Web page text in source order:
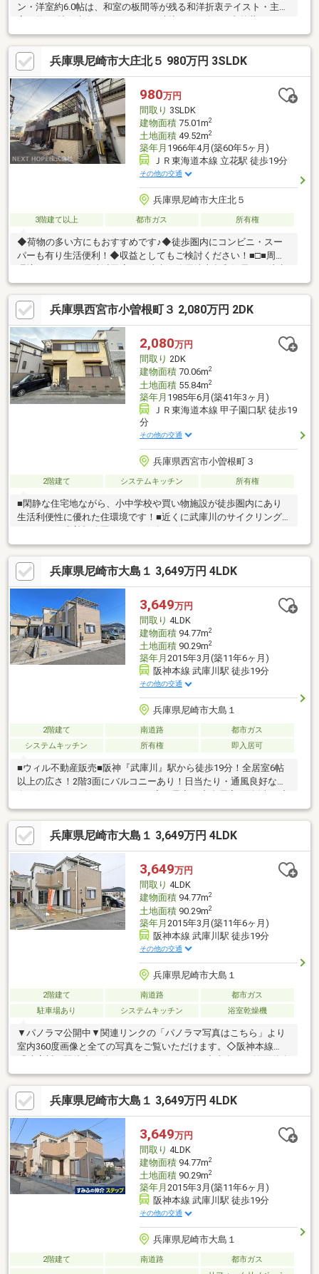
ン・洋室約6.0帖は、和室の板間等が残る和洋折衷テイスト・主寝
ーム済【張替】壁・天井クロス(全居室・廊下)、床CFシート 等
【交換】キッチン、洗面化粧台、トイレ 等【その他】外壁一部塗
装、サイクルポート設置 他※建物建築時期／不詳※法令に基づく制
限／宅地造成及び特定盛土等規制法※容積率は前面道路幅員によ
り160％に制限されます■ ご希望の住まい探しをお手伝いします
━━━━━・・・物件の詳細・ご相談はお気軽にお問い合わせく
ださい。
兵庫県尼崎市大庄北５ 980万円 3SLDK
980万円
間取り 3SLDK
建物面積75.01m2
土地面積49.52m2
築年月 1966年4月(築60年5ヶ月)
ＪＲ東海道本線 立花駅 徒歩19分
その他の交通
兵庫県尼崎市大庄北５
3階建て以上 都市ガス 所有権
◆荷物の多い方にもおすすめです♪◆徒歩圏内にコンビニ・スー
パーも有り生活便利！◆収益としてもご検討ください！■□■周辺
５分セブンイレブン 尼崎浜田町2丁目店まで徒歩８分ファミリー
マート 尼崎大庄中通店まで徒歩９分スギドラッグ 尼崎西立花店ま
で徒歩１２分グルメシティ西大島店まで徒歩１０分◇浜田小学校
まで徒歩６分◇大庄北中学校まで徒歩７分◆◇◆今すぐご覧にな
られたい方◆◇◆【電話で問い合わせ】をタップしてご予約くだ
さい！！ ■□アルバイト等、ローン審査が心配な方も、まずはご相
談下さい！□■
兵庫県西宮市小曽根町３ 2,080万円 2DK
2,080万円
間取り 2DK
建物面積70.06m2
土地面積55.84m2
築年月 1985年6月(築41年3ヶ月)
ＪＲ東海道本線 甲子園口駅 徒歩19
分
その他の交通
兵庫県西宮市小曽根町３
2階建て システムキッチン 所有権
■閑静な住宅地ながら、小中学校や買い物施設が徒歩圏内にあり
生活利便性に優れた住環境です！■近くに武庫川のサイクリング
す！■車１台分の駐車スペース（車種による）があります。国道2
号線にも近く、小曽根線を通って阪神高速へもスムーズにアクセ
スできます。■弊社の特徴について東証上場「ウィル不動産販
売」阪神間・北摂・名古屋・東京に店舗展開しております。当社
オリジナルの物件管理システム「ウィリングナビ」で取引事例・
売出物件など一挙に比較、ご説明いたします。お買い換え・リフ
ォーム・ローン相談等お住まいに関わることは何でもご相談くだ
さい。
兵庫県尼崎市大島１ 3,649万円 4LDK
3,649万円
間取り 4LDK
建物面積94.77m2
土地面積90.29m2
築年月 2015年3月(築11年6ヶ月)
阪神本線 武庫川駅 徒歩19分
その他の交通
兵庫県尼崎市大島１
2階建て 南道路
都市ガス
システムキッチン
所有権 即入居可
■ウィル不動産販売■阪神『武庫川』駅から徒歩19分！全居室6帖
以上の広さ！2階3面にバルコニーあり！日当たり・通風良好な南
前面道路は広々約6ｍ！◇IHクッキングヒーター搭載！◇JR・阪
神の2Wayアクセス可能！◇モニター付きインターフォンでセキュ
リティ安心！◇リフォーム内容～クロス張替、畳表替え・障子・
襖張替、室内クリーニング、トイレ新調【弊社の特徴について】
■お車でのご来場も可能です。駐車場も完備しておりますのでご
利用ください。■キッズスペースもございます。
兵庫県尼崎市大島１ 3,649万円 4LDK
3,649万円
間取り 4LDK
建物面積94.77m2
土地面積90.29m2
築年月 2015年3月(築11年6ヶ月)
阪神本線 武庫川駅 徒歩19分
その他の交通
兵庫県尼崎市大島１
2階建て 南道路
都市ガス
駐車場あり
システムキッチン 浴室乾燥機
▼パノラマ公開中▼関連リンクの「パノラマ写真はこちら」より
室内360度画像と全ての写真をご覧いただけます。◇阪神本線
幅約6ｍ◇各居室6帖以上、収納付◇令和8年1月リフォーム済～リ
フォーム内容～・トイレ新調・畳表替・クロス、障子、襖張替・
ハウスクリーニング【教育施設】おおしま保育園：徒歩8分成文小
学校：徒歩8分大庄中学校：徒歩20分【商業・その他施設】グル
メシティ西大島店：徒歩7分デイリーヤマザキ稲葉荘1丁目店：徒
歩6分尼崎稲葉荘郵便局：徒歩10分皆様からのご連絡心よりお待
ちしております。
兵庫県尼崎市大島１ 3,649万円 4LDK
3,649万円
間取り 4LDK
建物面積94.77m2
土地面積90.29m2
築年月 2015年3月(築11年6ヶ月)
阪神本線 武庫川駅 徒歩19分
その他の交通
兵庫県尼崎市大島１
2階建て 南道路
都市ガス